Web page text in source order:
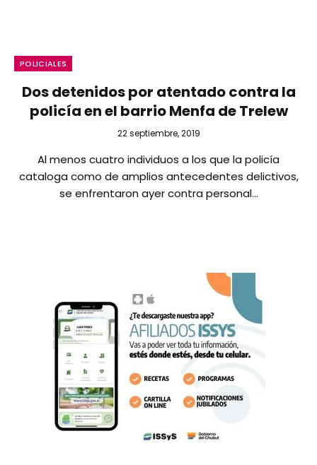
POLICIALES
Dos detenidos por atentado contra la
policía en el barrio Menfa de Trelew
22 septiembre, 2019
Al menos cuatro individuos a los que la policía
cataloga como de amplios antecedentes delictivos,
se enfrentaron ayer contra personal…